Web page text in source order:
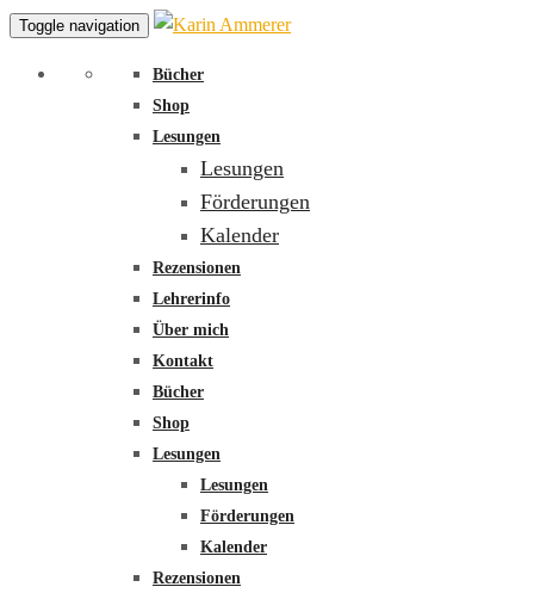
Toggle navigation
Bücher
Shop
Lesungen
Lesungen
Förderungen
Kalender
Rezensionen
Lehrerinfo
Über mich
Kontakt
Bücher
Shop
Lesungen
Lesungen
Förderungen
Kalender
Rezensionen